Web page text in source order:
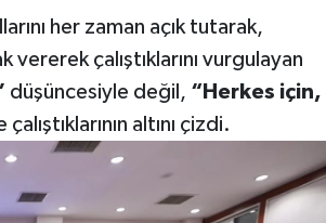
her zaman açık tutarak,
çalıştıklarını vurgulayan
düşüncesiyle değil, “Herkes için,
altını çizdi.